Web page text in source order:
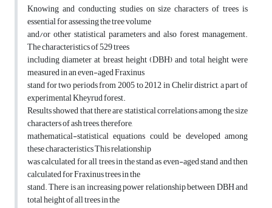
Knowing and conducting studies on size characters of trees is
essential for assessing the tree volume
and/or other statistical parameters and also forest management.
The characteristics of 529 trees
including diameter at breast height (DBH) and total height were
measured in an even-aged Fraxinus
stand for two periods from 2005 to 2012 in Chelir district, a part of
experimental Kheyrud forest.
Results showed that there are statistical correlations among the size
characters of ash trees, therefore,
mathematical-statistical equations could be developed among
these characteristics This relationship
was calculated for all trees in the stand as even-aged stand and then
calculated for Fraxinus trees in the
stand. There is an increasing power relationship between DBH and
total height of all trees in the